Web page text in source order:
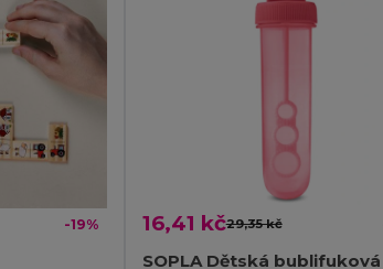
-19% 16,41 kč29,35 kč